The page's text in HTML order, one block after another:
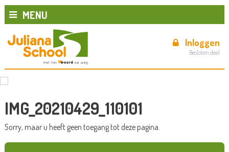
MENU
Inloggen
Besloten deel
IMG_20210429_110101
Sorry, maar u heeft geen toegang tot deze pagina.